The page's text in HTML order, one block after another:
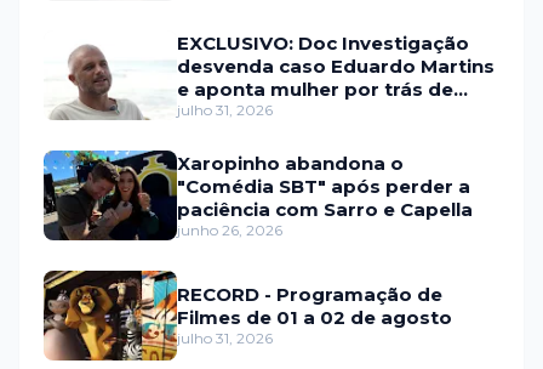
EXCLUSIVO: Doc Investigação
desvenda caso Eduardo Martins
e aponta mulher por trás de
fraude internacional
julho 31, 2026
Xaropinho abandona o
"Comédia SBT" após perder a
paciência com Sarro e Capella
junho 26, 2026
RECORD - Programação de
Filmes de 01 a 02 de agosto
julho 31, 2026